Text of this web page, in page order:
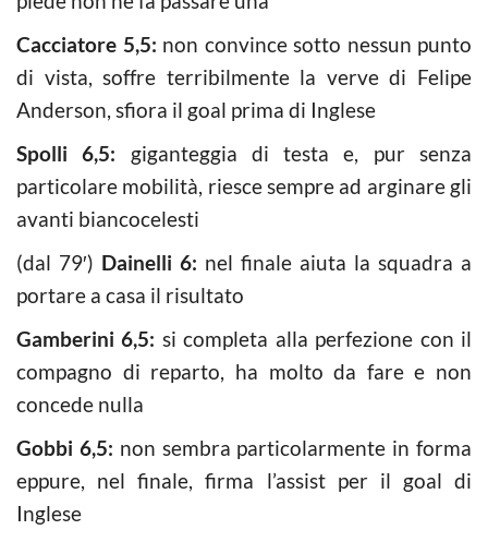
Cacciatore 5,5: non convince sotto nessun punto
di vista, soffre terribilmente la verve di Felipe
Anderson, sfiora il goal prima di Inglese
Spolli 6,5: giganteggia di testa e, pur senza
particolare mobilità, riesce sempre ad arginare gli
avanti biancocelesti
(dal 79′) Dainelli 6: nel finale aiuta la squadra a
portare a casa il risultato
Gamberini 6,5: si completa alla perfezione con il
compagno di reparto, ha molto da fare e non
concede nulla
Gobbi 6,5: non sembra particolarmente in forma
eppure, nel finale, firma l’assist per il goal di
Inglese